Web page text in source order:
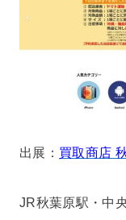
出展： 買取商店
JR秋葉原駅・中